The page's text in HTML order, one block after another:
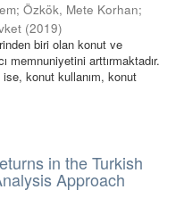
; Özkök, Mete Korhan;
(2019)
biri olan konut ve
memnuniyetini arttırmaktadır.
konut kullanım, konut
in the Turkish
Approach